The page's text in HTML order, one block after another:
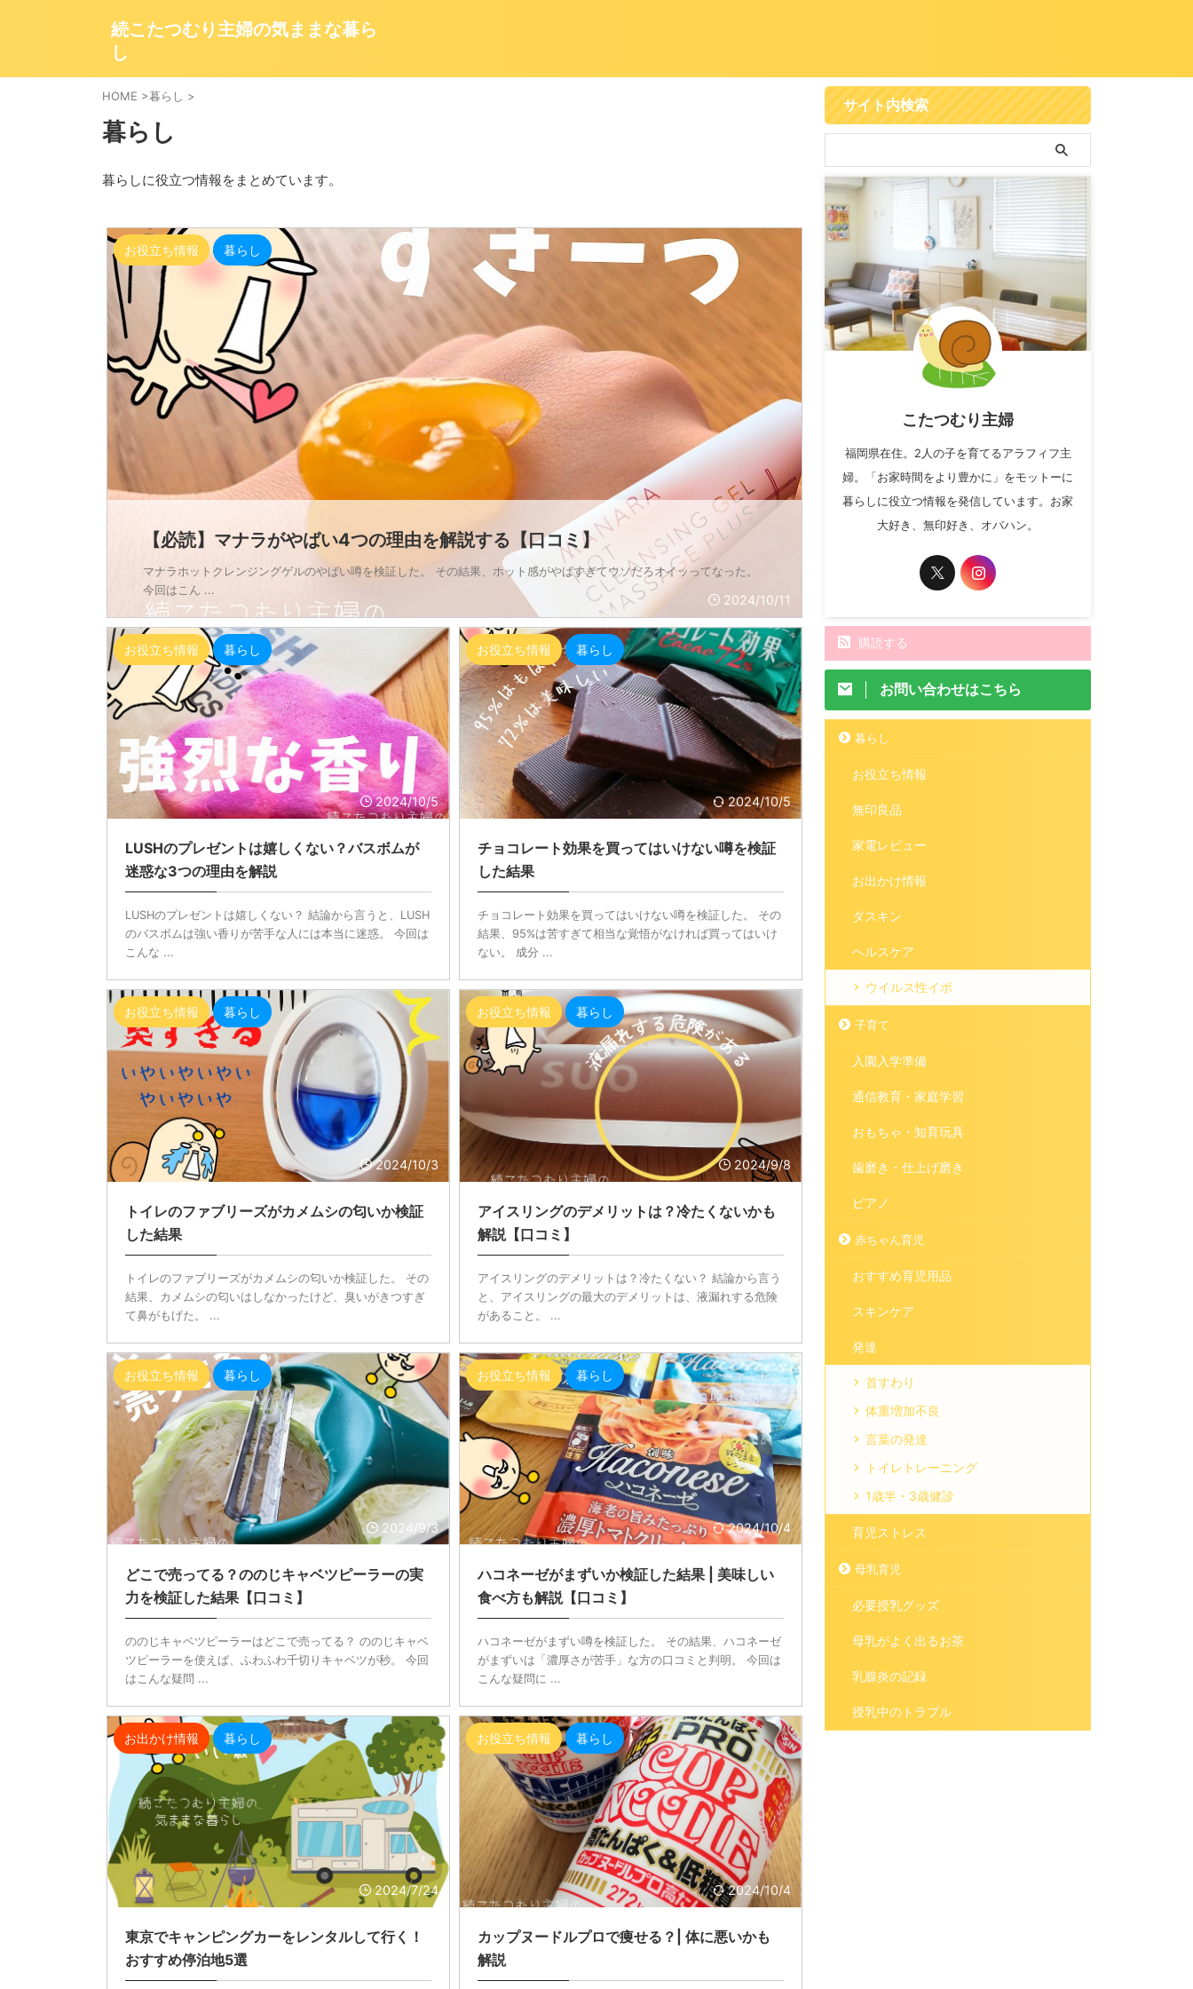
続こたつむり主婦の気ままな暮ら
し
HOME >暮らし >
暮らし
暮らしに役立つ情報をまとめています。
2024/10/11
お役立ち情報 暮らし
【必読】マナラがやばい4つの理由を解説する【口コミ】
マナラホットクレンジングゲルのやばい噂を検証した。 その結果、ホット感がやばすぎてウソだろオイッってなった。
今回はこん ...
2024/10/5
お役立ち情報 暮らし
LUSHのプレゼントは嬉しくない？バスボムが
迷惑な3つの理由を解説
LUSHのプレゼントは嬉しくない？ 結論から言うと、LUSH
のバスボムは強い香りが苦手な人には本当に迷惑。 今回は
こんな ...
2024/10/5
お役立ち情報 暮らし
チョコレート効果を買ってはいけない噂を検証
した結果
チョコレート効果を買ってはいけない噂を検証した。 その
結果、95%は苦すぎて相当な覚悟がなければ買ってはいけ
ない。 成分 ...
2024/10/3
お役立ち情報 暮らし
トイレのファブリーズがカメムシの匂いか検証
した結果
トイレのファブリーズがカメムシの匂いか検証した。 その
結果、カメムシの匂いはしなかったけど、臭いがきつすぎ
て鼻がもげた。 ...
2024/9/8
お役立ち情報 暮らし
アイスリングのデメリットは？冷たくないかも
解説【口コミ】
アイスリングのデメリットは？冷たくない？ 結論から言う
と、アイスリングの最大のデメリットは、液漏れする危険
があること。 ...
2024/9/3
お役立ち情報 暮らし
どこで売ってる？ののじキャベツピーラーの実
力を検証した結果【口コミ】
ののじキャベツピーラーはどこで売ってる？ ののじキャベ
ツピーラーを使えば、ふわふわ千切りキャベツが秒。 今回
はこんな疑問 ...
2024/10/4
お役立ち情報 暮らし
ハコネーゼがまずいか検証した結果 | 美味しい
食べ方も解説【口コミ】
ハコネーゼがまずい噂を検証した。 その結果、ハコネーゼ
がまずいは「濃厚さが苦手」な方の口コミと判明。 今回は
こんな疑問に ...
2024/7/24
お出かけ情報 暮らし
東京でキャンピングカーをレンタルして行く！
おすすめ停泊地5選
2024/10/4
お役立ち情報 暮らし
カップヌードルプロで痩せる？| 体に悪いかも
解説
サイト内検索
こたつむり主婦
福岡県在住。2人の子を育てるアラフィフ主
婦。「お家時間をより豊かに」をモットーに
暮らしに役立つ情報を発信しています。お家
大好き、無印好き、オバハン。
購読する
お問い合わせはこちら
暮らし
お役立ち情報
無印良品
家電レビュー
お出かけ情報
ダスキン
ヘルスケア
ウイルス性イボ
子育て
入園入学準備
通信教育・家庭学習
おもちゃ・知育玩具
歯磨き・仕上げ磨き
ピアノ
赤ちゃん育児
おすすめ育児用品
スキンケア
発達
首すわり
体重増加不良
言葉の発達
トイレトレーニング
1歳半・3歳健診
育児ストレス
母乳育児
必要授乳グッズ
母乳がよく出るお茶
乳腺炎の記録
授乳中のトラブル